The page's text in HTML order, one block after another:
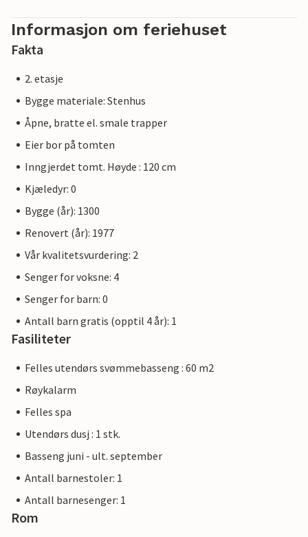
Informasjon om feriehuset
Fakta
2. etasje
Bygge materiale: Stenhus
Åpne, bratte el. smale trapper
Eier bor på tomten
Inngjerdet tomt. Høyde : 120 cm
Kjæledyr: 0
Bygge (år): 1300
Renovert (år): 1977
Vår kvalitetsvurdering: 2
Senger for voksne: 4
Senger for barn: 0
Antall barn gratis (opptil 4 år): 1
Fasiliteter
Felles utendørs svømmebasseng : 60 m2
Røykalarm
Felles spa
Utendørs dusj : 1 stk.
Basseng juni - ult. september
Antall barnestoler: 1
Antall barnesenger: 1
Rom